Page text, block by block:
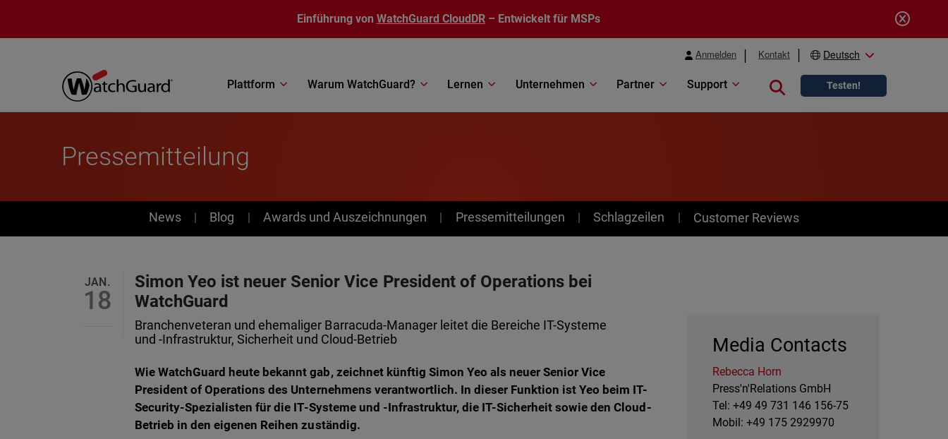
Einführung von WatchGuard CloudDR – Entwickelt für MSPs
Anmelden Kontakt Deutsch
Plattform Warum WatchGuard? Lernen Unternehmen Partner Support Close search
Testen!
Pressemitteilung
News
News Blog Awards und Auszeichnungen Pressemitteilungen Schlagzeilen Customer Reviews
JAN.
18
Simon Yeo ist neuer Senior Vice President of Operations bei
WatchGuard
Branchenveteran und ehemaliger Barracuda-Manager leitet die Bereiche IT-Systeme
und -Infrastruktur, Sicherheit und Cloud-Betrieb
Wie WatchGuard heute bekannt gab, zeichnet künftig Simon Yeo als neuer Senior Vice
President of Operations des Unternehmens verantwortlich. In dieser Funktion ist Yeo beim IT-
Security-Spezialisten für die IT-Systeme und -Infrastruktur, die IT-Sicherheit sowie den Cloud-
Betrieb in den eigenen Reihen zuständig.
Media Contacts
Rebecca Horn
Press'n'Relations GmbH
Tel: +49 49 731 146 156-75
Mobil: +49 175 2929970